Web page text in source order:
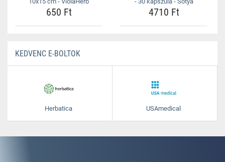
650 Ft 4710 Ft
KEDVENC E-BOLTOK
Herbatica USAmedical